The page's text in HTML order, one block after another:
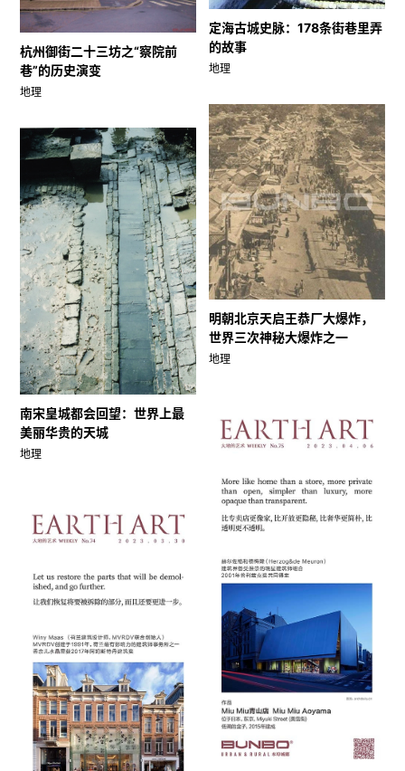
定海古城史脉：178条街巷里弄
的故事
地理
杭州御街二十三坊之“察院前
巷”的历史演变
地理
明朝北京天启王恭厂大爆炸，
世界三次神秘大爆炸之一
地理
南宋皇城都会回望：世界上最
美丽华贵的天城
地理